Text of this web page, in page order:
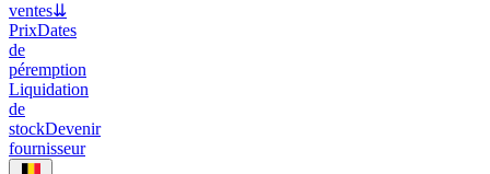
ventes⇊
PrixDates
de
péremption
Liquidation
de
stockDevenir
fournisseur